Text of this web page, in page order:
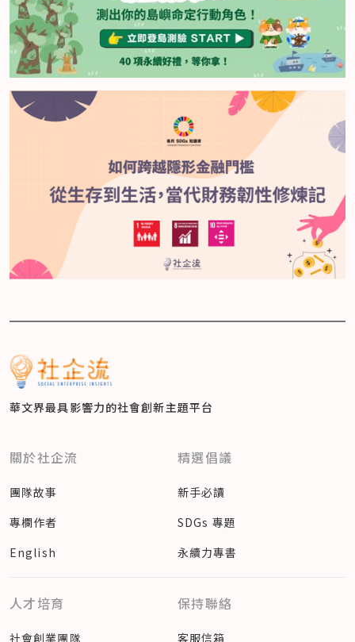
華文界最具影響力的社會創新主題平台
關於社企流
團隊故事
專欄作者
English
精選倡議
新手必讀
SDGs 專題
永續力專書
人才培育
社會創業團隊
保持聯絡
客服信箱